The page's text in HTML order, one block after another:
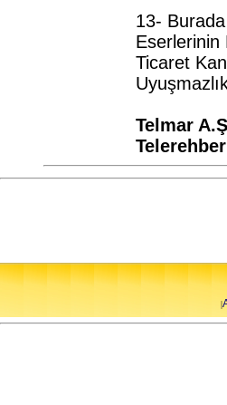
13-
Eserlerinin
Ticaret
Telmar
Telerehber
|